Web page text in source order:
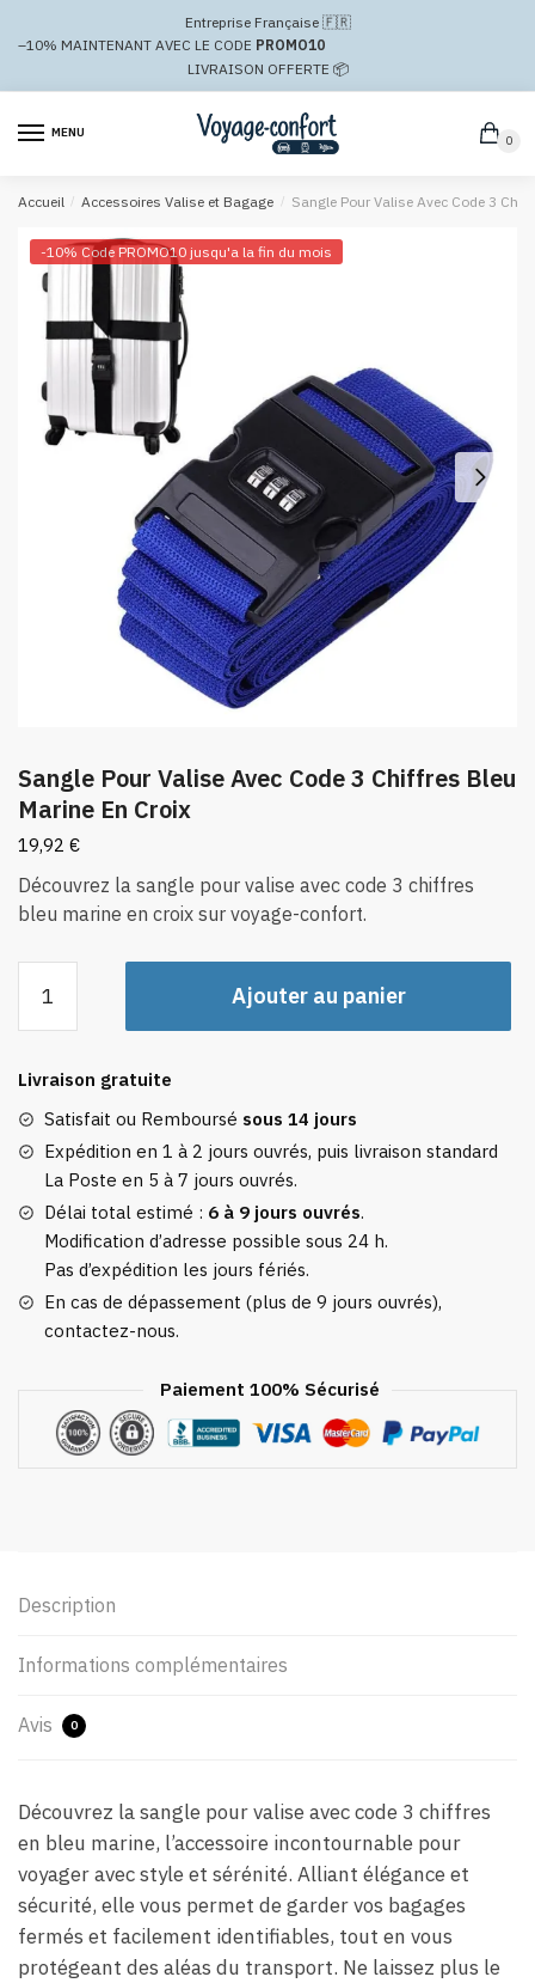
navigation
Entreprise Française 🇫🇷
–10% MAINTENANT AVEC LE CODE PROMO10
LIVRAISON OFFERTE 📦
MENU
0
Accueil / Accessoires Valise et Bagage / Sangle Pour Valise Avec Code 3
-10% Code PROMO10 jusqu'a la fin du mois
Sangle Pour Valise Avec Code 3 Chiffres Bleu
Marine En Croix
19,92 €
Découvrez la sangle pour valise avec code 3 chiffres
bleu marine en croix sur voyage-confort.
Sangle
Valise
Avec
Code
Chiffres
Bleu
Marine
En
Ajouter au panier
Livraison gratuite
Satisfait ou Remboursé sous 14 jours
Expédition en 1 à 2 jours ouvrés, puis livraison standard
La Poste en 5 à 7 jours ouvrés.
Délai total estimé : 6 à 9 jours ouvrés.
Modification d’adresse possible sous 24 h.
Pas d’expédition les jours fériés.
En cas de dépassement (plus de 9 jours ouvrés),
contactez-nous.
Paiement 100% Sécurisé
Description
Informations complémentaires
Avis 0
Découvrez la sangle pour valise avec code 3 chiffres
en bleu marine, l’accessoire incontournable pour
voyager avec style et sérénité. Alliant élégance et
sécurité, elle vous permet de garder vos bagages
fermés et facilement identifiables, tout en vous
protégeant des aléas du transport. Ne laissez plus le